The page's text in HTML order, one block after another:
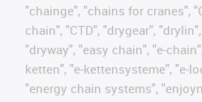
"chainge", "chains for cranes",
chain", "CTD", "drygear",
"dryway", "easy chain", "e-
ketten", "e-kettensysteme", "e-
"energy chain systems",